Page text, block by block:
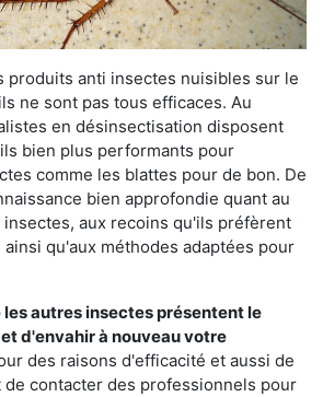
produits anti insectes nuisibles sur le
ne sont pas tous efficaces. Au
en désinsectisation disposent
bien plus performants pour
comme les blattes pour de bon. De
bien approfondie quant au
insectes, aux recoins qu'ils préfèrent
qu'aux méthodes adaptées pour
autres insectes présentent le
d'envahir à nouveau votre
des raisons d'efficacité et aussi de
contacter des professionnels pour